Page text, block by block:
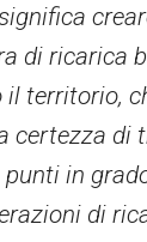
di ricarica
territorio,
certezza di
in
di